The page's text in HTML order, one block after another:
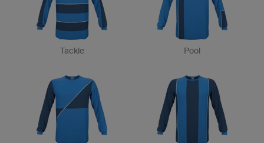
Tackle Pool